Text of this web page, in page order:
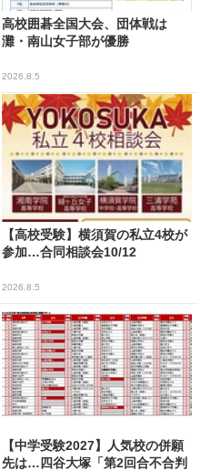
高校囲碁全国大会、団体戦は
灘・南山女子部が優勝
2026.8.5
【高校受験】横須賀の私立4校が
参加…合同相談会10/12
2026.8.5
【中学受験2027】人気校の併願
先は…四谷大塚「第2回合不合判